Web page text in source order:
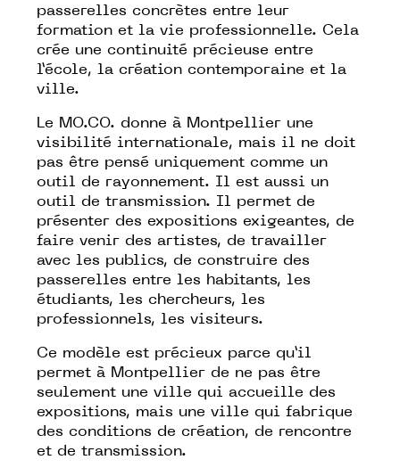
passerelles concrètes entre leur
formation et la vie professionnelle. Cela
crée une continuité précieuse entre
l’école, la création contemporaine et la
ville.
Le MO.CO. donne à Montpellier une
visibilité internationale, mais il ne doit
pas être pensé uniquement comme un
outil de rayonnement. Il est aussi un
outil de transmission. Il permet de
présenter des expositions exigeantes, de
faire venir des artistes, de travailler
avec les publics, de construire des
passerelles entre les habitants, les
étudiants, les chercheurs, les
professionnels, les visiteurs.
Ce modèle est précieux parce qu’il
permet à Montpellier de ne pas être
seulement une ville qui accueille des
expositions, mais une ville qui fabrique
des conditions de création, de rencontre
et de transmission.